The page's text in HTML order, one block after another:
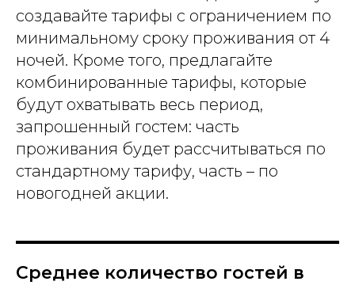
создавайте тарифы с ограничением по
минимальному сроку проживания от 4
ночей. Кроме того, предлагайте
комбинированные тарифы, которые
будут охватывать весь период,
запрошенный гостем: часть
проживания будет рассчитываться по
стандартному тарифу, часть – по
новогодней акции.
Среднее количество гостей в